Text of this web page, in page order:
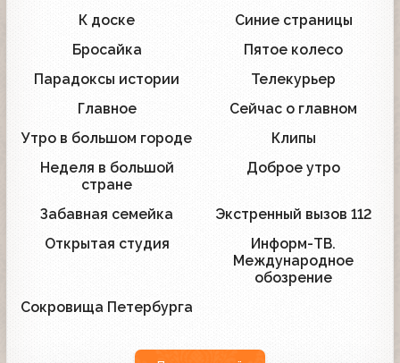
К доске Синие страницы
Бросайка Пятое колесо
10
Парадоксы истории Телекурьер
Главное Сейчас о главном
6
Утро в большом городе Клипы
2
Неделя в большой
стране
Доброе утро
18
Забавная семейка 12
Экстренный вызов 112
Открытая студия
Информ-ТВ.
Международное
обозрение
6
Сокровища Петербурга